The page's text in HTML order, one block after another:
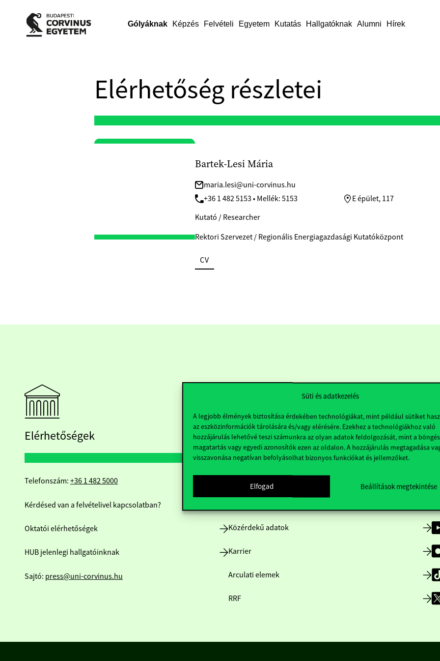
Süti és adatkezelés
A legjobb élmények biztosítása érdekében technológiákat, mint például sütiket
az eszközinformációk tárolására és/vagy elérésére. Ezekhez a technológiákhoz való
hozzájárulás lehetővé teszi számunkra az olyan adatok feldolgozását, mint a
magatartás vagy egyedi azonosítók ezen az oldalon. A hozzájárulás megtagadása
visszavonása negatívan befolyásolhat bizonyos funkciókat és jellemzőket.
Elfogad Beállítások megtekintése
Gólyáknak Képzés Felvételi Egyetem Kutatás Hallgatóknak Alumni Hírek
Elérhetőség részletei
Bartek-Lesi Mária
maria.lesi@uni-corvinus.hu
+36 1 482 5153 • Mellék: 5153
E épület, 117
Kutató / Researcher
Rektori Szervezet / Regionális Energiagazdasági Kutatóközpont
CV
Elérhetőségek
Telefonszám: +36 1 482 5000
Kérdésed van a felvételivel kapcsolatban?
Oktatói elérhetőségek
HUB jelenlegi hallgatóinknak
Sajtó: press@uni-corvinus.hu
Hasznos linkek
Közérdekű adatok
Karrier
Arculati elemek
RRF